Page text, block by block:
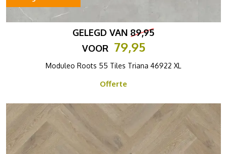
GELEGD VAN 89,95
VOOR 79,95
Moduleo Roots 55 Tiles Triana 46922 XL
Offerte